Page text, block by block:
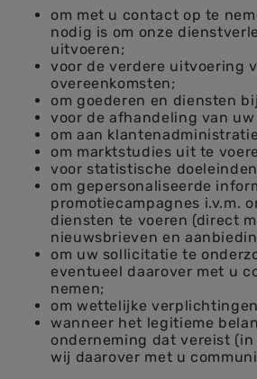
om met u contact op te
nodig is om onze
uitvoeren;
voor de verdere uitvoering
overeenkomsten;
om goederen en diensten
voor de afhandeling van
om aan
om marktstudies uit te
voor statistische
om gepersonaliseerde
promotiecampagnes i.v.m.
diensten te voeren (direct
nieuwsbrieven en
om uw sollicitatie te
eventueel daarover met u
nemen;
om wettelijke
wanneer het legitieme
onderneming dat vereist
wij daarover met u